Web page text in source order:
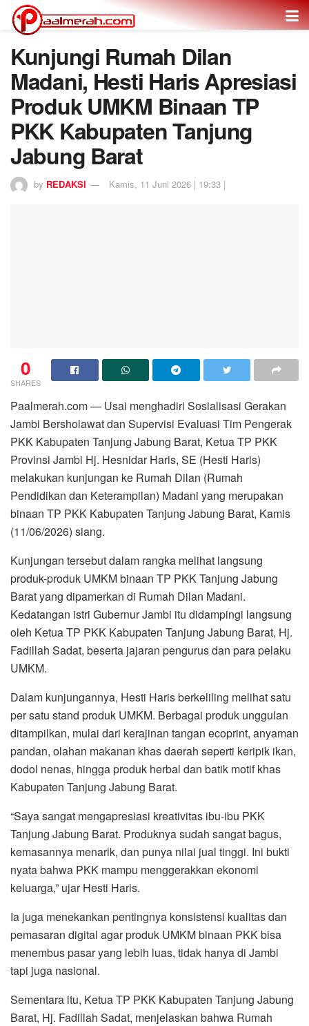
Kunjungi Rumah Dilan
Madani, Hesti Haris Apresiasi
Produk UMKM Binaan TP
PKK Kabupaten Tanjung
Jabung Barat
by REDAKSI Kamis, 11 Juni 2026 | 19:33 |
0
SHARES
Paalmerah.com — Usai menghadiri Sosialisasi Gerakan
Jambi Bersholawat dan Supervisi Evaluasi Tim Pengerak
PKK Kabupaten Tanjung Jabung Barat, Ketua TP PKK
Provinsi Jambi Hj. Hesnidar Haris, SE (Hesti Haris)
melakukan kunjungan ke Rumah Dilan (Rumah
Pendidikan dan Keterampilan) Madani yang merupakan
binaan TP PKK Kabupaten Tanjung Jabung Barat, Kamis
(11/06/2026) siang.
Kunjungan tersebut dalam rangka melihat langsung
produk-produk UMKM binaan TP PKK Tanjung Jabung
Barat yang dipamerkan di Rumah Dilan Madani.
Kedatangan istri Gubernur Jambi itu didampingi langsung
oleh Ketua TP PKK Kabupaten Tanjung Jabung Barat, Hj.
Fadillah Sadat, beserta jajaran pengurus dan para pelaku
UMKM.
Dalam kunjungannya, Hesti Haris berkeliling melihat satu
per satu stand produk UMKM. Berbagai produk unggulan
ditampilkan, mulai dari kerajinan tangan ecoprint, anyaman
pandan, olahan makanan khas daerah seperti keripik ikan,
dodol nenas, hingga produk herbal dan batik motif khas
Kabupaten Tanjung Jabung Barat.
“Saya sangat mengapresiasi kreativitas ibu-ibu PKK
Tanjung Jabung Barat. Produknya sudah sangat bagus,
kemasannya menarik, dan punya nilai jual tinggi. Ini bukti
nyata bahwa PKK mampu menggerakkan ekonomi
keluarga,” ujar Hesti Haris.
Ia juga menekankan pentingnya konsistensi kualitas dan
pemasaran digital agar produk UMKM binaan PKK bisa
menembus pasar yang lebih luas, tidak hanya di Jambi
tapi juga nasional.
Sementara itu, Ketua TP PKK Kabupaten Tanjung Jabung
Barat, Hj. Fadillah Sadat, menjelaskan bahwa Rumah